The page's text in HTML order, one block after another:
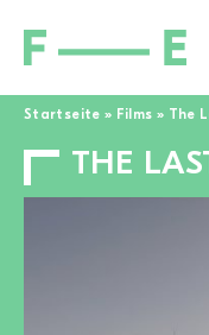
Startseite » Films » The
THE
FILMS
Rechercher :